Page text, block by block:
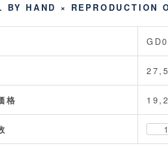
BY HAND × REPRODUCTION
格